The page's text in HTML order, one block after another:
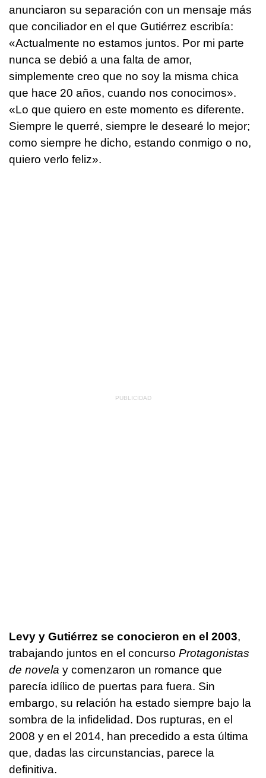
anunciaron su separación con un mensaje más
que conciliador en el que Gutiérrez escribía:
«Actualmente no estamos juntos. Por mi parte
nunca se debió a una falta de amor,
simplemente creo que no soy la misma chica
que hace 20 años, cuando nos conocimos».
«Lo que quiero en este momento es diferente.
Siempre le querré, siempre le desearé lo mejor;
como siempre he dicho, estando conmigo o no,
quiero verlo feliz».
Levy y Gutiérrez se conocieron en el 2003,
trabajando juntos en el concurso Protagonistas
de novela y comenzaron un romance que
parecía idílico de puertas para fuera. Sin
embargo, su relación ha estado siempre bajo la
sombra de la infidelidad. Dos rupturas, en el
2008 y en el 2014, han precedido a esta última
que, dadas las circunstancias, parece la
definitiva.